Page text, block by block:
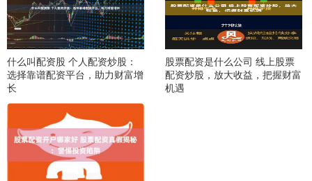
什么叫配资股 个人配资炒股：
选择靠谱配资平台，助力财富增
长
股票配资是什么公司 线上股票
配资炒股，放大收益，把握财富
机遇